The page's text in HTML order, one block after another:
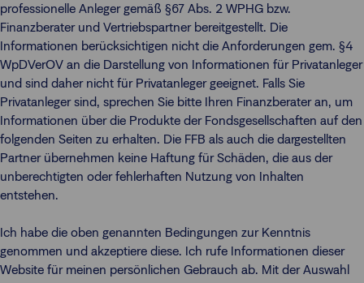
professionelle Anleger gemäß §67 Abs. 2 WPHG bzw.
Finanzberater und Vertriebspartner bereitgestellt. Die
Informationen berücksichtigen nicht die Anforderungen gem. §4
WpDVerOV an die Darstellung von Informationen für Privatanleger
und sind daher nicht für Privatanleger geeignet. Falls Sie
Privatanleger sind, sprechen Sie bitte Ihren Finanzberater an, um
Informationen über die Produkte der Fondsgesellschaften auf den
folgenden Seiten zu erhalten. Die FFB als auch die dargestellten
Partner übernehmen keine Haftung für Schäden, die aus der
unberechtigten oder fehlerhaften Nutzung von Inhalten
entstehen.
Ich habe die oben genannten Bedingungen zur Kenntnis
genommen und akzeptiere diese. Ich rufe Informationen dieser
Website für meinen persönlichen Gebrauch ab. Mit der Auswahl